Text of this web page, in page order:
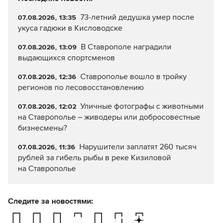
07.08.2026, 13:35 73-летний дедушка умер после
укуса гадюки в Кисловодске
07.08.2026, 13:09 В Ставрополе наградили
выдающихся спортсменов
07.08.2026, 12:36 Ставрополье вошло в тройку
регионов по лесовосстановлению
07.08.2026, 12:02 Уличные фотографы с животными
на Ставрополье – живодеры или добросовестные
бизнесмены?
07.08.2026, 11:36 Нарушители заплатят 260 тысяч
рублей за гибель рыбы в реке Кизиловой
на Ставрополье
Следите за новостями: